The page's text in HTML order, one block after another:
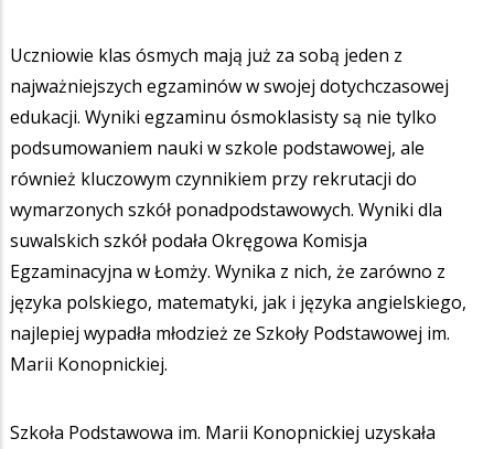
Uczniowie klas ósmych mają już za sobą jeden z
najważniejszych egzaminów w swojej dotychczasowej
edukacji. Wyniki egzaminu ósmoklasisty są nie tylko
podsumowaniem nauki w szkole podstawowej, ale
również kluczowym czynnikiem przy rekrutacji do
wymarzonych szkół ponadpodstawowych. Wyniki dla
suwalskich szkół podała Okręgowa Komisja
Egzaminacyjna w Łomży. Wynika z nich, że zarówno z
języka polskiego, matematyki, jak i języka angielskiego,
najlepiej wypadła młodzież ze Szkoły Podstawowej im.
Marii Konopnickiej.
Szkoła Podstawowa im. Marii Konopnickiej uzyskała